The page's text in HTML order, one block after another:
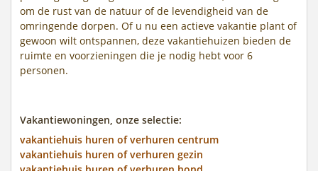
om de rust van de natuur of de levendigheid van de
omringende dorpen. Of u nu een actieve vakantie plant of
gewoon wilt ontspannen, deze vakantiehuizen bieden de
ruimte en voorzieningen die je nodig hebt voor 6
personen.
Vakantiewoningen, onze selectie:
vakantiehuis huren of verhuren centrum
vakantiehuis huren of verhuren gezin